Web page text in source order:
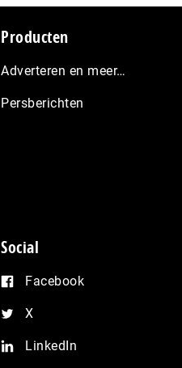
Producten
Adverteren en meer…
Persberichten
Social
Facebook
X
LinkedIn